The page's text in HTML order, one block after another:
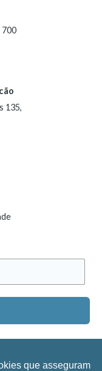
700
135,
que asseguram